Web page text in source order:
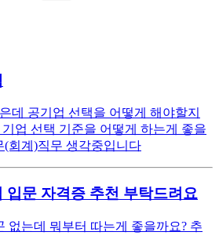
데 공기업 선택을 어떻게 해야할지
업 선택 기준을 어떻게 하는게 좋을
(회계)직무 생각중입니다
입문 자격증 추천 부탁드려요
없는데 뭐부터 따는게 좋을까요? 추